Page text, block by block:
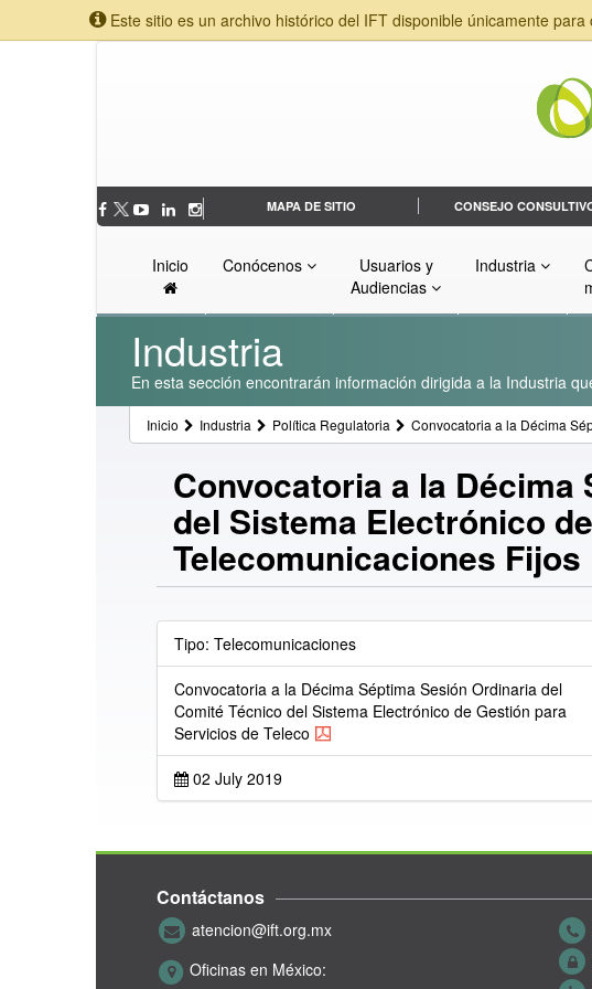
Este sitio es un archivo histórico del IFT disponible únicamente
MAPA DE SITIO CONSEJO
Inicio Conócenos
Usuarios y
Audiencias
Industria
Industria
En esta sección encontrarán información dirigida a la Industria
Inicio Industria Política Regulatoria Convocatoria a la Décima
Convocatoria a la
del Sistema Electrónico
Telecomunicaciones Fijos
Tipo: Telecomunicaciones
Convocatoria a la Décima Séptima Sesión Ordinaria del
Comité Técnico del Sistema Electrónico de Gestión para
Servicios de Teleco
02 July 2019
Contáctanos
atencion@ift.org.mx
Oficinas en México: